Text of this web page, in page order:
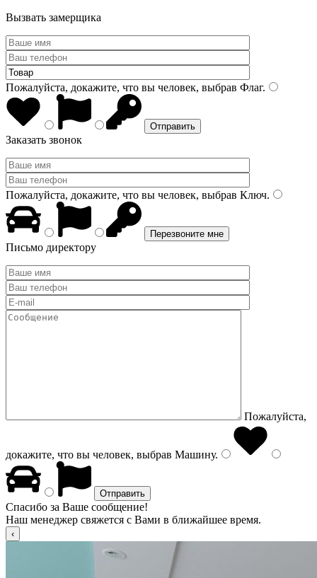
Вызвать замерщика
Пожалуйста, докажите, что вы человек, выбрав Флаг.
Заказать звонок
Пожалуйста, докажите, что вы человек, выбрав Ключ.
Письмо директору
Пожалуйста,
докажите, что вы человек, выбрав Машину.
Спасибо за Ваше сообщение!
Наш менеджер свяжется с Вами в ближайшее время.